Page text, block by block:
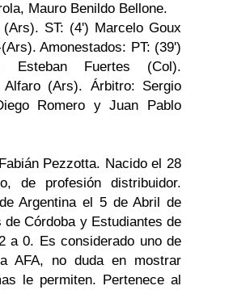
Mauro Benildo Bellone.
ST: (4') Marcelo Goux
Amonestados: PT: (39')
Esteban Fuertes (Col).
(Ars). Árbitro: Sergio
Romero y Juan Pablo
Pezzotta. Nacido el 28
de profesión distribuidor.
Argentina el 5 de Abril de
de Córdoba y Estudiantes de
a 0. Es considerado uno de
AFA, no duda en mostrar
le permiten. Pertenece al